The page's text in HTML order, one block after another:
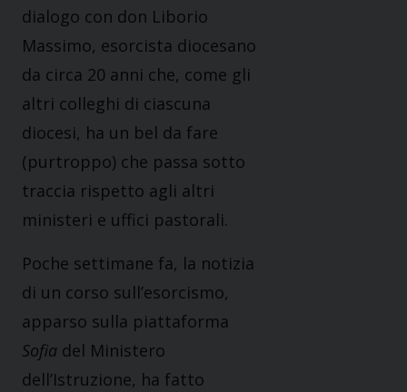
dialogo con don Liborio
Massimo, esorcista diocesano
da circa 20 anni che, come gli
altri colleghi di ciascuna
diocesi, ha un bel da fare
(purtroppo) che passa sotto
traccia rispetto agli altri
ministeri e uffici pastorali.
Poche settimane fa, la notizia
di un corso sull’esorcismo,
apparso sulla piattaforma
Sofia del Ministero
dell’Istruzione, ha fatto